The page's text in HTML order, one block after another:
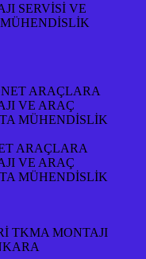
SERVİSİ VE
ARAÇLARA
VE ARAÇ
MÜHENDİSLİK
TKMA MONTAJI